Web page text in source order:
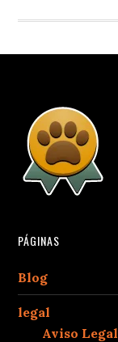
PÁGINAS
Blog
legal
Aviso Legal